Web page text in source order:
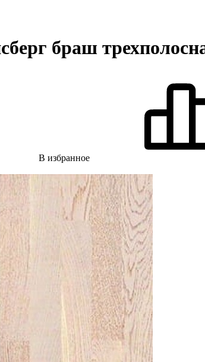
браш
В избранное